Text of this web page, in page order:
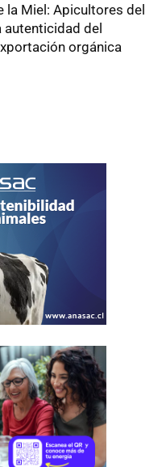
la Miel: Apicultores del
autenticidad del
orgánica